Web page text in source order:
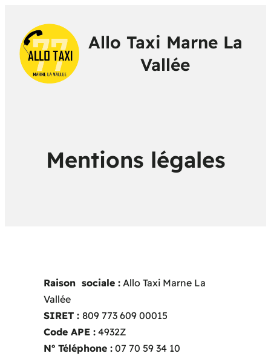
Allo Taxi Marne La
Vallée
Mentions légales
Raison sociale : Allo Taxi Marne La
Vallée
SIRET : 809 773 609 00015
Code APE : 4932Z
Nº Téléphone : 07 70 59 34 10